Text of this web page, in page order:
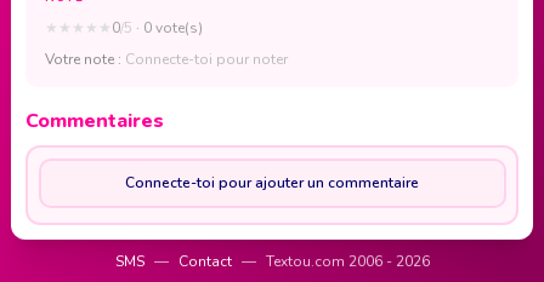
★ ★ ★ ★ ★0/5 · 0 vote(s)
Votre note : Connecte-toi pour noter
Commentaires
Connecte-toi pour ajouter un commentaire
SMS — Contact — Textou.com 2006 - 2026